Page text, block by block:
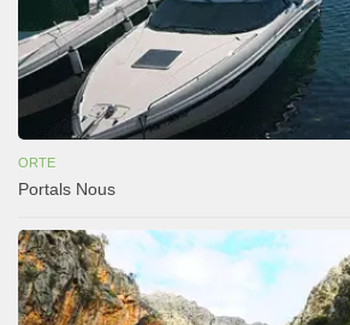
ORTE
Portals Nous